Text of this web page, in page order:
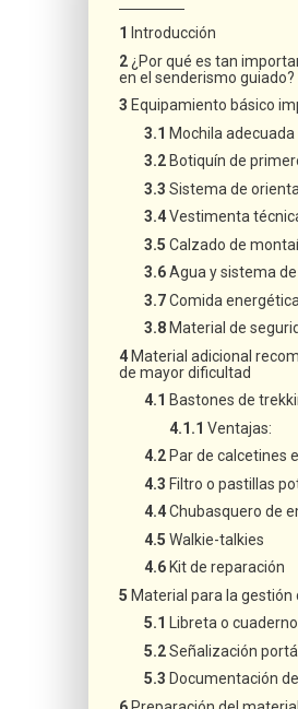
Introducción
¿Por qué es tan
en el senderismo guiado?
Equipamiento básico
Mochila adecuada
Botiquín de
Sistema de
Vestimenta
Calzado de
Agua y sistema
Comida energética
Material de
Material adicional
de mayor dificultad
Bastones de
Ventajas:
Par de calcetines
Filtro o pastillas
Chubasquero de
Walkie-talkies
Kit de reparación
Material para la gestión
Libreta o
Señalización
Documentación